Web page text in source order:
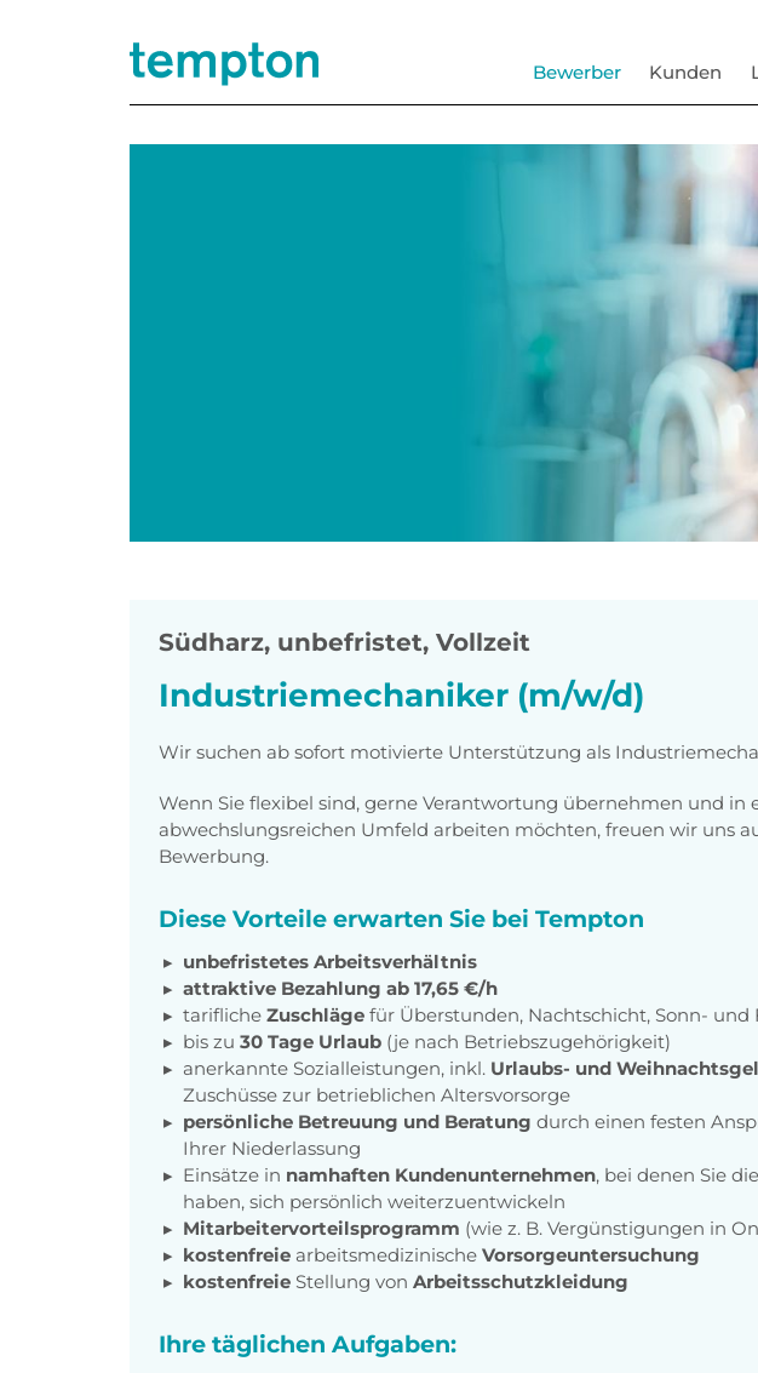
Bewerber Kunden
Südharz, unbefristet, Vollzeit
Industriemechaniker (m/w/d)
Wir suchen ab sofort motivierte Unterstützung als
Wenn Sie flexibel sind, gerne Verantwortung übernehmen und in
abwechslungsreichen Umfeld arbeiten möchten, freuen wir uns
Bewerbung.
Diese Vorteile erwarten Sie bei Tempton
unbefristetes Arbeitsverhältnis
attraktive Bezahlung ab 17,65 €/h
tarifliche Zuschläge für Überstunden, Nachtschicht, Sonn- und
bis zu 30 Tage Urlaub (je nach Betriebszugehörigkeit)
anerkannte Sozialleistungen, inkl. Urlaubs- und
Zuschüsse zur betrieblichen Altersvorsorge
persönliche Betreuung und Beratung durch einen festen
Ihrer Niederlassung
Einsätze in namhaften Kundenunternehmen, bei denen Sie
haben, sich persönlich weiterzuentwickeln
Mitarbeitervorteilsprogramm (wie z. B. Vergünstigungen in
kostenfreie arbeitsmedizinische Vorsorgeuntersuchung
kostenfreie Stellung von Arbeitsschutzkleidung
Ihre täglichen Aufgaben: